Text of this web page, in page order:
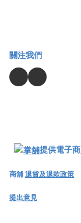
關注我們
提供電子
商舖退貨及退款政策
提出意見